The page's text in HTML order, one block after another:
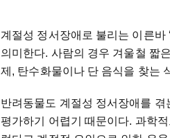
계절성 정서장애로 불리는 이른바
의미한다. 사람의 경우 겨울철 짧
제, 탄수화물이나 단 음식을 찾는
반려동물도 계절성 정서장애를
평가하기 어렵기 때문이다. 과학